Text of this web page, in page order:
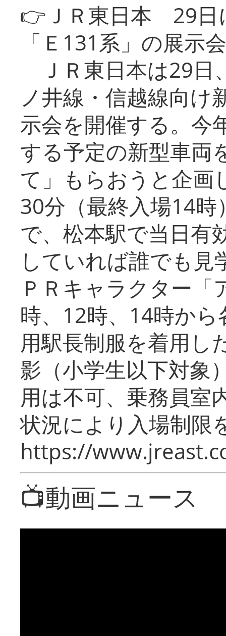
👉ＪＲ東日本 29日
「Ｅ131系」の展示会
ＪＲ東日本は29日
ノ井線・信越線向け
示会を開催する。今
する予定の新型車両
て」もらおうと企画
30分（最終入場14
で、松本駅で当日有
していれば誰でも
ＰＲキャラクター
時、12時、14時か
用駅長制服を着用し
影（小学生以下対象
用は不可、乗務員室
状況により入場制限
https://
📺動画ニュース